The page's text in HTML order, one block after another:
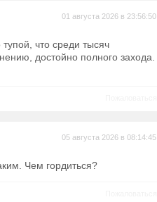
01 августа 2026 в 23:56:50
что среди тысяч
достойно полного захода.
05 августа 2026 в 08:14:45
Чем гордиться?